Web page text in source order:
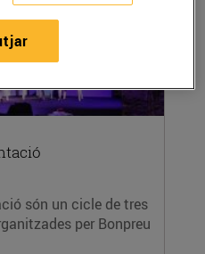
són un cicle de tres
per Bonpreu